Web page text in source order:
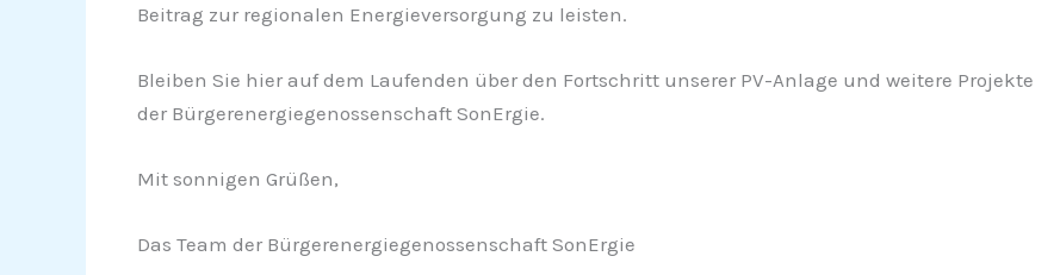
Beitrag zur regionalen Energieversorgung zu leisten.
Bleiben Sie hier auf dem Laufenden über den Fortschritt unserer PV-Anlage und weitere Projekte
der Bürgerenergiegenossenschaft SonErgie.
Mit sonnigen Grüßen,
Das Team der Bürgerenergiegenossenschaft SonErgie